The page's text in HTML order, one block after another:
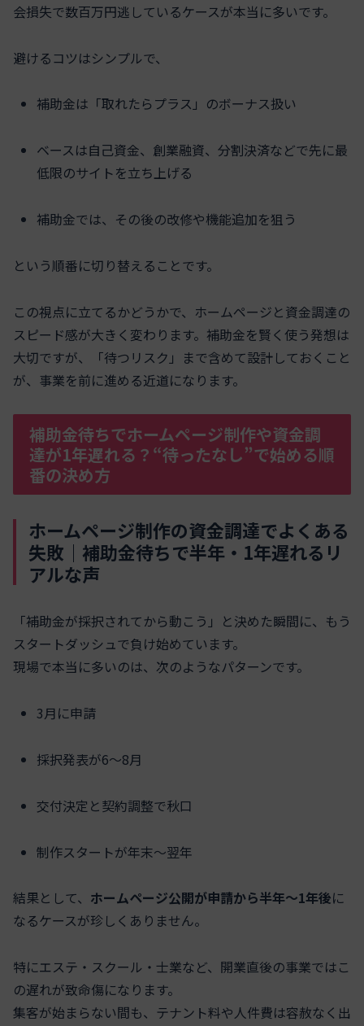
会損失で数百万円逃しているケースが本当に多いです。
避けるコツはシンプルで、
補助金は「取れたらプラス」のボーナス扱い
ベースは自己資金、創業融資、分割決済などで先に最
低限のサイトを立ち上げる
補助金では、その後の改修や機能追加を狙う
という順番に切り替えることです。
この視点に立てるかどうかで、ホームページと資金調達の
スピード感が大きく変わります。補助金を賢く使う発想は
大切ですが、「待つリスク」まで含めて設計しておくこと
が、事業を前に進める近道になります。
補助金待ちでホームページ制作や資金調
達が1年遅れる？“待ったなし”で始める順
番の決め方
ホームページ制作の資金調達でよくある
失敗｜補助金待ちで半年・1年遅れるリ
アルな声
「補助金が採択されてから動こう」と決めた瞬間に、もう
スタートダッシュで負け始めています。
現場で本当に多いのは、次のようなパターンです。
3月に申請
採択発表が6〜8月
交付決定と契約調整で秋口
制作スタートが年末〜翌年
結果として、 ホームページ公開が申請から半年〜1年後に
なるケースが珍しくありません。
特にエステ・スクール・士業など、開業直後の事業ではこ
の遅れが致命傷になります。
集客が始まらない間も、テナント料や人件費は容赦なく出